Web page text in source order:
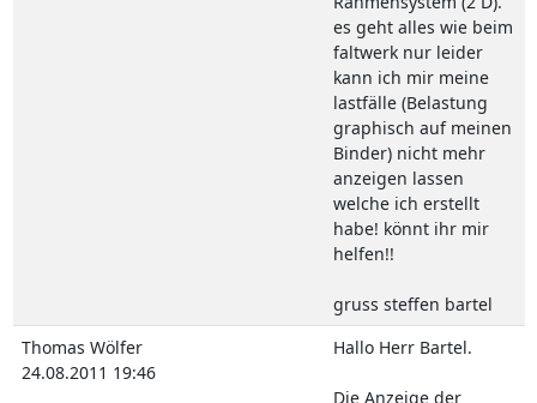
es geht alles wie beim
faltwerk nur leider
kann ich mir meine
lastfälle (Belastung
graphisch auf meinen
Binder) nicht mehr
anzeigen lassen
welche ich erstellt
habe! könnt ihr mir
helfen!!
gruss steffen bartel
Thomas Wölfer
24.08.2011 19:46
Hallo Herr Bartel.
Die Anzeige der